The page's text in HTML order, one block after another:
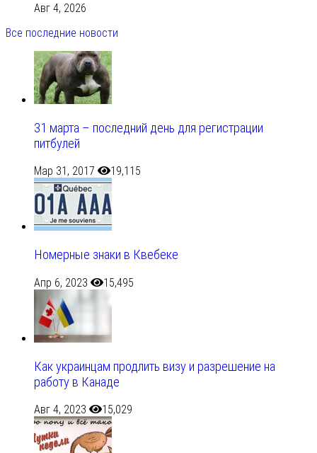
Авг 4, 2026
Все последние новости
31 марта – последний день для регистрации
питбулей
Мар 31, 2017 19,115
Номерные знаки в Квебеке
Апр 6, 2023 15,495
Как украинцам продлить визу и разрешение на
работу в Канаде
Авг 4, 2023 15,029